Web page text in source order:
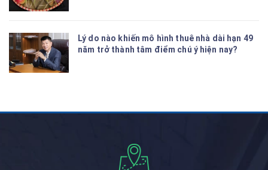
Lý do nào khiến mô hình thuê nhà dài hạn 49
năm trở thành tâm điểm chú ý hiện nay?